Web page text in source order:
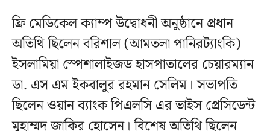
ফ্রি মেডিকেল ক্যাম্প উদ্বোধনী অনুষ্ঠানে প্রধান
অতিথি ছিলেন বরিশাল (আমতলা পানিরট্যাংকি)
ইসলামিয়া স্পেশালাইজড হাসপাতালের চেয়ারম্যান
ডা. এস এম ইকবালুর রহমান সেলিম। সভাপতি
ছিলেন ওয়ান ব্যাংক পিএলসি এর ভাইস প্রেসিডেন্ট
মুহাম্মদ জাকির হোসেন। বিশেষ অতিথি ছিলেন